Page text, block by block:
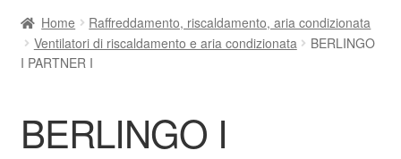
Consegna
Il mio account
Home
Raffreddamento, riscaldamento, aria condizionata
Ventilatori di riscaldamento e aria condizionata
BERLINGO
I PARTNER I
BERLINGO I